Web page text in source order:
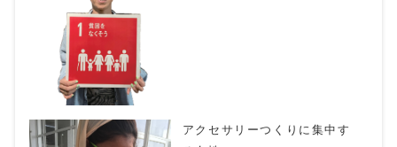
アクセサリーつくりに集中す